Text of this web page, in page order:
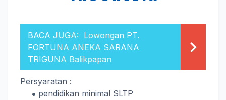
BACA JUGA: Lowongan PT.
FORTUNA ANEKA SARANA
TRIGUNA Balikpapan
Persyaratan :
pendidikan minimal SLTP